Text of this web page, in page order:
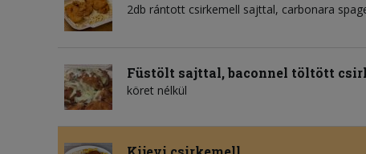
2db rántott csirkemell sajttal, carbonara
Füstölt sajttal, baconnel töltött
köret nélkül